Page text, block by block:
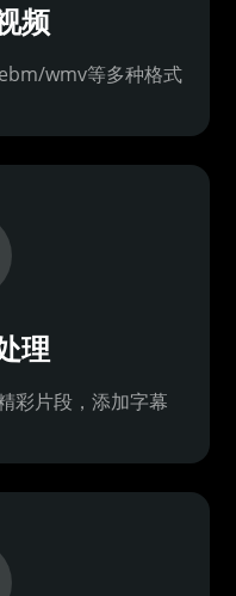
频
wmv等多种格式
理
彩片段，添加字幕